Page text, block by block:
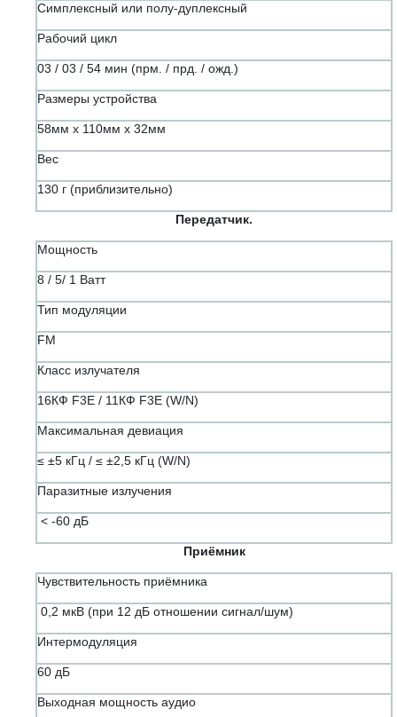
Симплексный или полу-дуплексный
Рабочий цикл
03 / 03 / 54 мин (прм. / прд. / ожд.)
Размеры устройства
58мм х 110мм х 32мм
Вес
130 г (приблизительно)
Передатчик.
Мощность
8 / 5/ 1 Ватт
Тип модуляции
FM
Класс излучателя
16КФ F3E / 11КФ F3E (W/N)
Максимальная девиация
≤ ±5 кГц / ≤ ±2,5 кГц (W/N)
Паразитные излучения
< -60 дБ
Приёмник
Чувствительность приёмника
0,2 мкВ (при 12 дБ отношении сигнал/шум)
Интермодуляция
60 дБ
Выходная мощность аудио